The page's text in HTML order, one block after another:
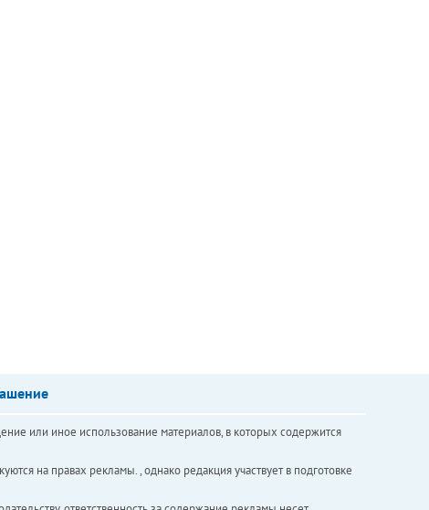
или иное использование материалов, в которых содержится
на правах рекламы. , однако редакция участвует в подготовке